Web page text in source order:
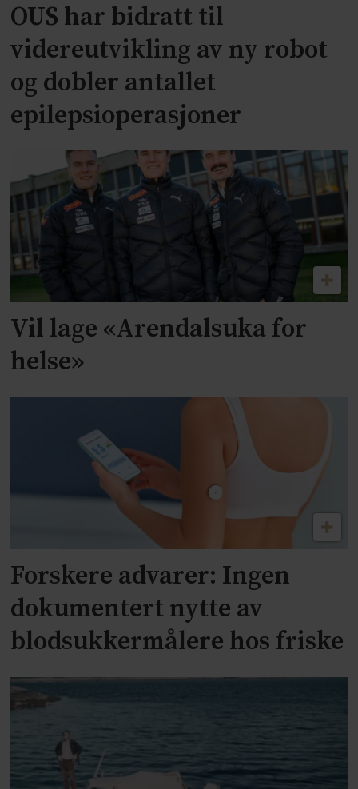
OUS har bidratt til
videreutvikling av ny robot
og dobler antallet
epilepsioperasjoner
Vil lage «Arendalsuka for
helse»
Forskere advarer: Ingen
dokumentert nytte av
blodsukkermålere hos friske